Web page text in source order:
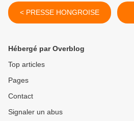
< PRESSE HONGROISE
Hébergé par Overblog
Top articles
Pages
Contact
Signaler un abus